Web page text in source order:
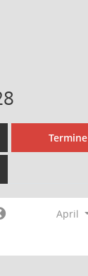
Termine
April